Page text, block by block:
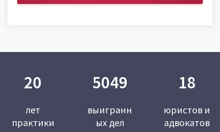
20
лет
практики
5049
выигранн
ых дел
18
юристов и
адвокатов